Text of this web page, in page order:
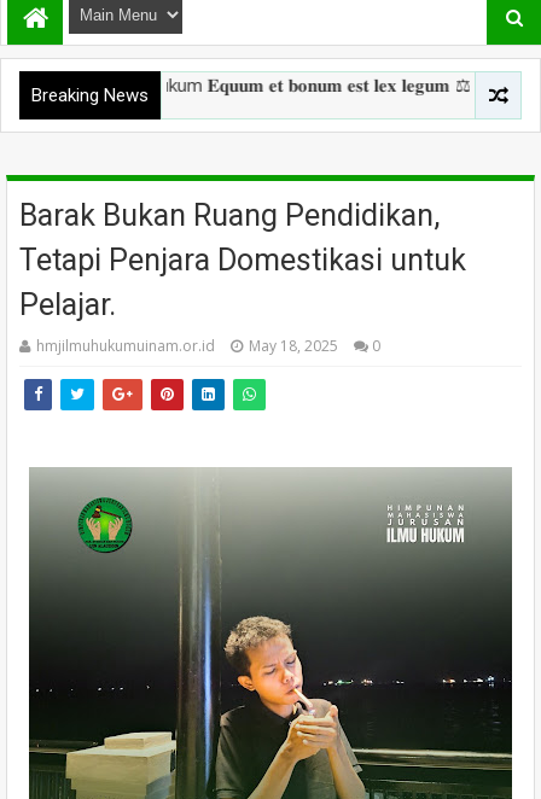
Breaking News
Ilmu hukum 𝐄𝐪𝐮𝐮𝐦 𝐞𝐭 𝐛𝐨𝐧𝐮𝐦 𝐞𝐬𝐭 𝐥𝐞𝐱 𝐥𝐞𝐠𝐮𝐦 ⚖️ Fakultas
Barak Bukan Ruang Pendidikan,
Tetapi Penjara Domestikasi untuk
Pelajar.
hmjilmuhukumuinam.or.id May 18, 2025 0